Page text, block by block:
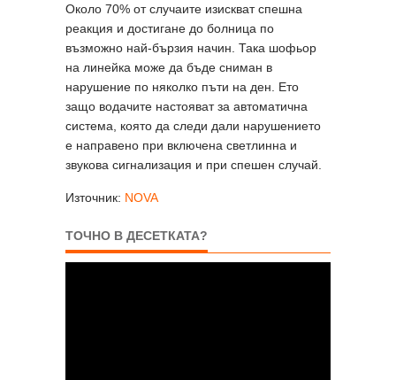
Около 70% от случаите изискват спешна
реакция и достигане до болница по
възможно най-бързия начин. Така шофьор
на линейка може да бъде сниман в
нарушение по няколко пъти на ден. Ето
защо водачите настояват за автоматична
система, която да следи дали нарушението
е направено при включена светлинна и
звукова сигнализация и при спешен случай.
Източник: NOVA
ТОЧНО В ДЕСЕТКАТА?